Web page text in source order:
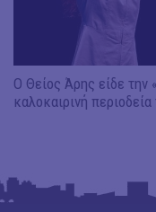
Ο Θείος Άρης είδε την
καλοκαιρινή περιοδεία